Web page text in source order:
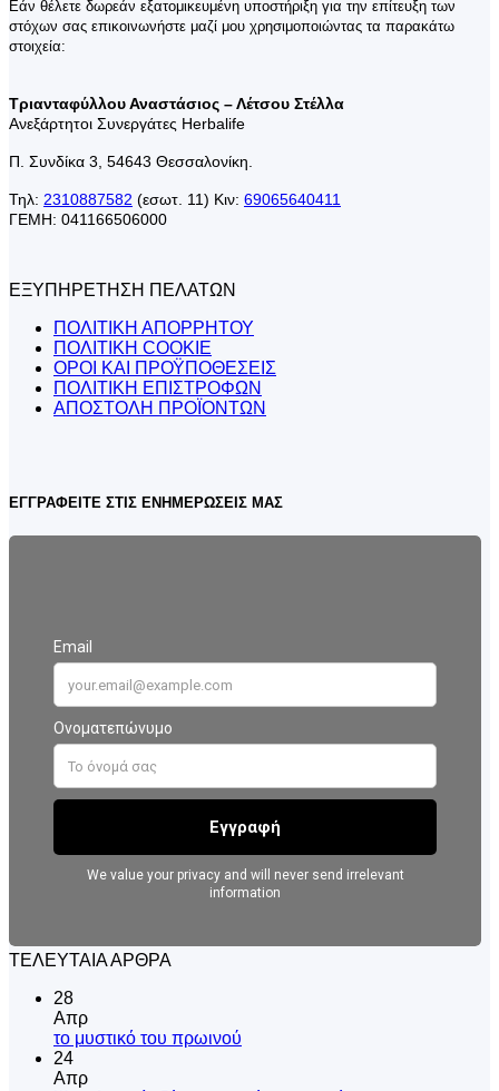
Εάν θέλετε δωρεάν εξατομικευμένη υποστήριξη για την επίτευξη των
στόχων σας επικοινωνήστε μαζί μου χρησιμοποιώντας τα παρακάτω
στοιχεία:
Τριανταφύλλου Αναστάσιος – Λέτσου Στέλλα
Ανεξάρτητοι Συνεργάτες Herbalife
Π. Συνδίκα 3, 54643 Θεσσαλονίκη.
Τηλ: 2310887582 (εσωτ. 11) Κιν: 69065640411
ΓΕΜΗ: 041166506000
ΕΞΥΠΗΡΕΤΗΣΗ ΠΕΛΑΤΩΝ
ΠΟΛΙΤΙΚΗ ΑΠΟΡΡΗΤΟΥ
ΠΟΛΙΤΙΚΗ COOKIE
ΟΡΟΙ ΚΑΙ ΠΡΟΫΠΟΘΕΣΕΙΣ
ΠΟΛΙΤΙΚΗ ΕΠΙΣΤΡΟΦΩΝ
ΑΠΟΣΤΟΛΗ ΠΡΟΪΟΝΤΩΝ
ΕΓΓΡΑΦΕΙΤΕ ΣΤΙΣ ΕΝΗΜΕΡΩΣΕΙΣ ΜΑΣ
ΤΕΛΕΥΤΑΙΑ ΑΡΘΡΑ
28
Απρ
το μυστικό του πρωινού
24
Απρ